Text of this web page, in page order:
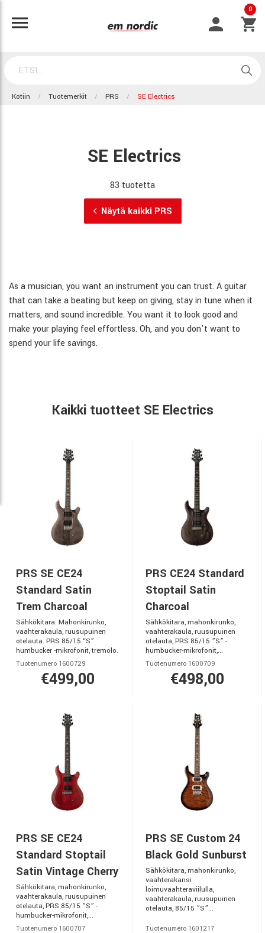
0
Kotiin Tuotemerkit PRS SE Electrics
SE Electrics
83 tuotetta
Näytä kaikki PRS
As a musician, you want an instrument you can trust. A guitar
that can take a beating but keep on giving, stay in tune when it
matters, and sound incredible. You want it to look good and
make your playing feel effortless. Oh, and you don't want to
spend your life savings.
Kaikki tuotteet SE Electrics
PRS SE CE24
Standard Satin
Trem Charcoal
Sähkökitara. Mahonkirunko,
vaahterakaula, ruusupuinen
otelauta. PRS 85/15 “S”
humbucker -mikrofonit, tremolo.
Tuotenumero 1600729
€499,00
PRS CE24 Standard
Stoptail Satin
Charcoal
Sähkökitara, mahonkirunko,
vaahterakaula, ruusupuinen
otelauta, PRS 85/15 ”S” -
humbucker-mikrofonit,...
Tuotenumero 1600709
€498,00
PRS SE CE24
Standard Stoptail
Satin Vintage Cherry
Sähkökitara, mahonkirunko,
vaahterakaula, ruusupuinen
otelauta, PRS 85/15 ”S” -
humbucker-mikrofonit,...
Tuotenumero 1600707
PRS SE Custom 24
Black Gold Sunburst
Sähkökitara, mahonkirunko,
vaahterakansi
loimuvaahteraviilulla,
vaahterakaula, ruusupuinen
otelauta, 85/15 ”S”...
Tuotenumero 1601217